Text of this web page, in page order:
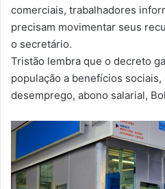
comerciais, trabalhadores
precisam movimentar seus
o secretário.
Tristão lembra que o decreto
população a benefícios
desemprego, abono salarial,